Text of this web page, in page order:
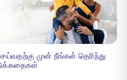
முன் நீங்கள் தெரிந்து